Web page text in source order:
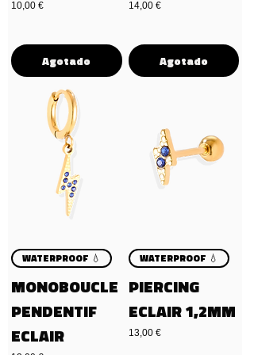
Precio
10,00 €
Agotado
Precio
14,00 €
Agotado
WATERPROOF 💧
MONOBOUCLE
PENDENTIF
ECLAIR
WATERPROOF 💧
PIERCING
ECLAIR 1,2MM
Precio
13,00 €